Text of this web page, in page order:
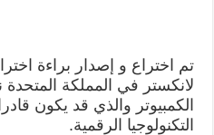
تم اختراع و إصدار براءة
لانكستر في المملكة
الكمبيوتر والذي قد يكون
التكنولوجيا الرقمية.